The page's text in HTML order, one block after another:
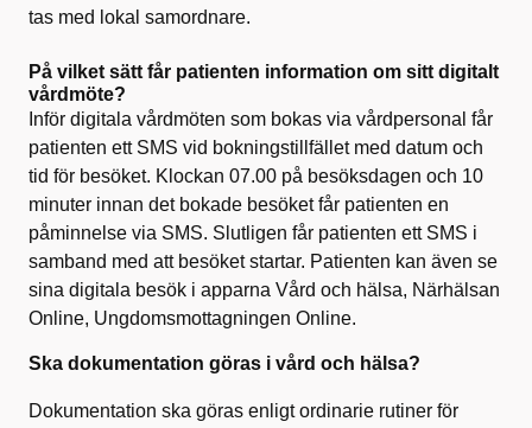
tas med lokal samordnare.
På vilket sätt får patienten information om sitt digitalt
vårdmöte?
Inför digitala vårdmöten som bokas via vårdpersonal får
patienten ett SMS vid bokningstillfället med datum och
tid för besöket. Klockan 07.00 på besöksdagen och 10
minuter innan det bokade besöket får patienten en
påminnelse via SMS. Slutligen får patienten ett SMS i
samband med att besöket startar. Patienten kan även se
sina digitala besök i apparna Vård och hälsa, Närhälsan
Online, Ungdomsmottagningen Online.
Ska dokumentation göras i vård och hälsa?
Dokumentation ska göras enligt ordinarie rutiner för